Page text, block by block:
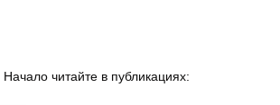
читайте в публикациях: